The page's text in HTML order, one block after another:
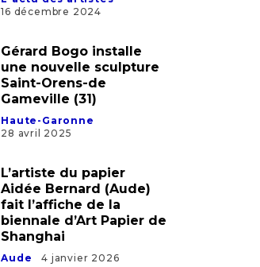
L'actu des artistes
Gérard Bogo installe
une nouvelle sculpture
Saint-Orens-de
Gameville (31)
Haute-Garonne
L’artiste du papier
Aidée Bernard (Aude)
fait l’affiche de la
biennale d’Art Papier de
Shanghai